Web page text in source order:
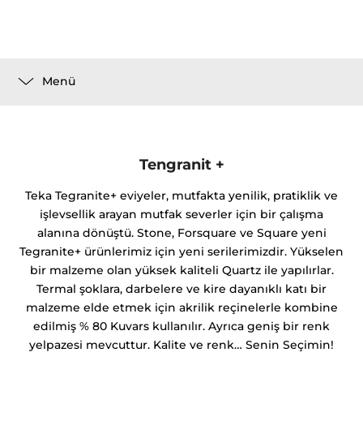
Menü
Tengranit +
Teka Tegranite+ eviyeler, mutfakta yenilik, pratiklik ve
işlevsellik arayan mutfak severler için bir çalışma
alanına dönüştü. Stone, Forsquare ve Square yeni
Tegranite+ ürünlerimiz için yeni serilerimizdir. Yükselen
bir malzeme olan yüksek kaliteli Quartz ile yapılırlar.
Termal şoklara, darbelere ve kire dayanıklı katı bir
malzeme elde etmek için akrilik reçinelerle kombine
edilmiş % 80 Kuvars kullanılır. Ayrıca geniş bir renk
yelpazesi mevcuttur. Kalite ve renk… Senin Seçimin!